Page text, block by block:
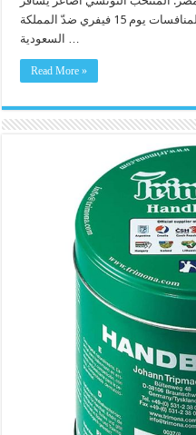
الى مصر يوم 14 فيفري ليستأنف المنافسات يوم 15 فيفري ضدّ المملكة
Read More »